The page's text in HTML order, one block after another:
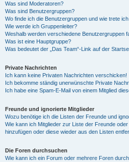
Was sind Moderatoren?
Was sind Benutzergruppen?
Wo finde ich die Benutzergruppen und wie trete
Wie werde ich Gruppenleiter?
Weshalb werden verschiedene Benutzergruppen
Was ist eine Hauptgruppe?
Was bedeutet der „Das Team“-Link auf der
Private Nachrichten
Ich kann keine Privaten Nachrichten verschicken!
Ich bekomme ständig unerwünschte Private
Ich habe eine Spam-E-Mail von einem Mitglied
Freunde und ignorierte Mitglieder
Wozu benötige ich die Listen der Freunde und
Wie kann ich Mitglieder zur Liste der Freunde
hinzufügen oder diese wieder aus den Listen
Die Foren durchsuchen
Wie kann ich ein Forum oder mehrere Foren